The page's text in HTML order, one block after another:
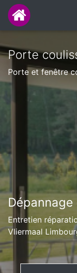
Porte
Porte et fenêtre
Entretien
Vliermaal